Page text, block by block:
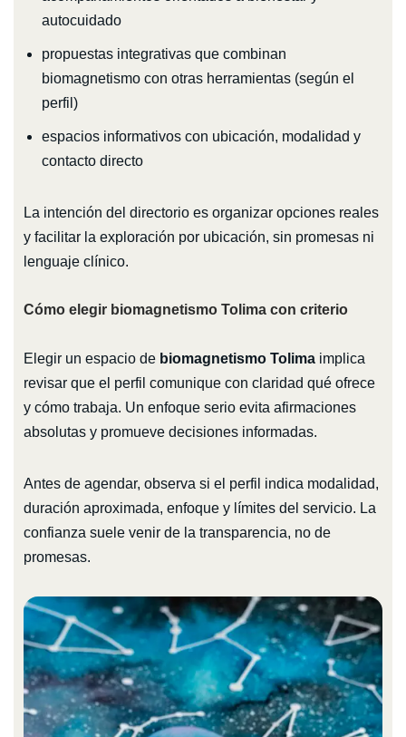
autocuidado
propuestas integrativas que combinan
biomagnetismo con otras herramientas (según el
perfil)
espacios informativos con ubicación, modalidad y
contacto directo
La intención del directorio es organizar opciones reales
y facilitar la exploración por ubicación, sin promesas ni
lenguaje clínico.
Cómo elegir biomagnetismo Tolima con criterio
Elegir un espacio de biomagnetismo Tolimaimplica
revisar que el perfil comunique con claridad qué ofrece
y cómo trabaja. Un enfoque serio evita afirmaciones
absolutas y promueve decisiones informadas.
Antes de agendar, observa si el perfil indica modalidad,
duración aproximada, enfoque y límites del servicio. La
confianza suele venir de la transparencia, no de
promesas.